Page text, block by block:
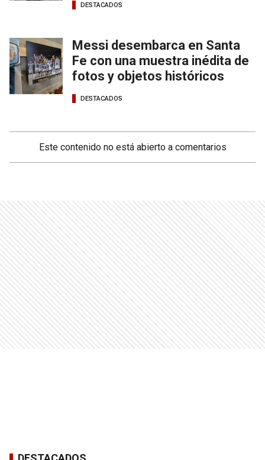
DESTACADOS
Messi desembarca en Santa
Fe con una muestra inédita de
fotos y objetos históricos
DESTACADOS
Este contenido no está abierto a comentarios